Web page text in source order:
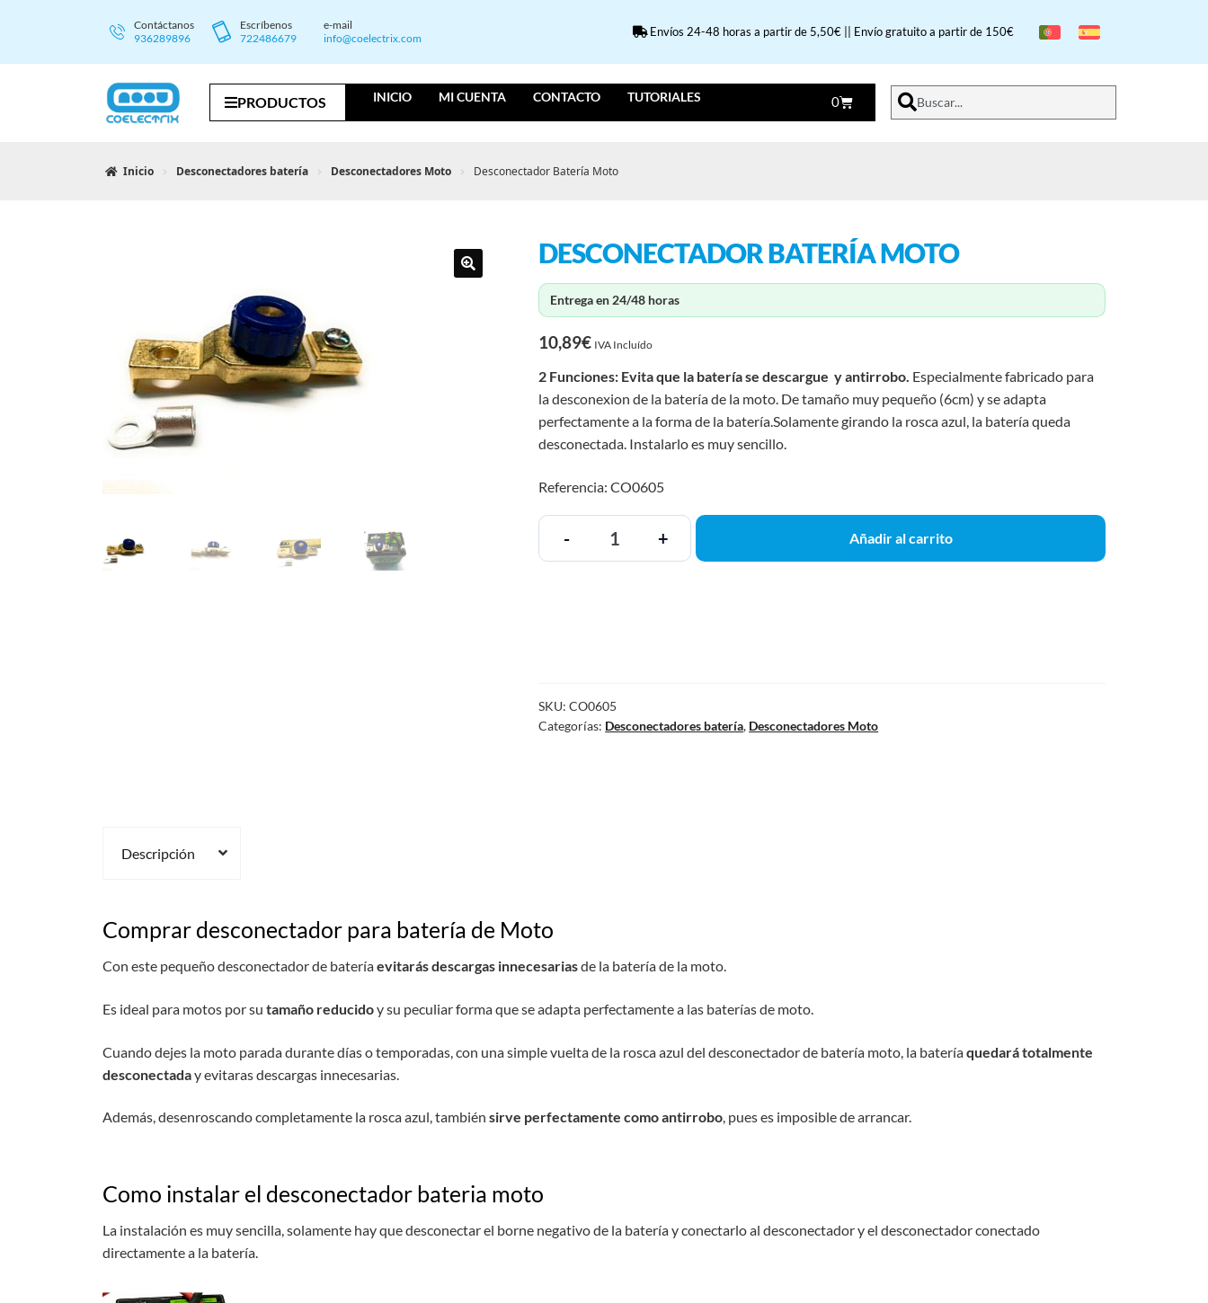
Contáctanos
936289896
Escríbenos
722486679
e-mail
info@coelectrix.com
Envíos 24-48 horas a partir de 5,50€ || Envío gratuito a partir de 150€
PRODUCTOS INICIO MI CUENTA CONTACTO TUTORIALES 0 Buscar...
Inicio Desconectadores batería Desconectadores Moto Desconectador Batería Moto
DESCONECTADOR BATERÍA MOTO
Entrega en 24/48 horas
10,89€ IVA Incluído
2 Funciones: Evita que la batería se descargue y antirrobo. Especialmente fabricado para
la desconexion de la batería de la moto. De tamaño muy pequeño (6cm) y se adapta
perfectamente a la forma de la batería.Solamente girando la rosca azul, la batería queda
desconectada. Instalarlo es muy sencillo.
Referencia: CO0605
- + Añadir al carrito
SKU:CO0605
Categorías: Desconectadores batería, Desconectadores Moto
Descripción
Comprar desconectador para batería de Moto
Con este pequeño desconectador de bateríaevitarás descargas innecesariasde la batería de la moto.
Es ideal para motos por su tamaño reducidoy su peculiar forma que se adapta perfectamente a las baterías de moto.
Cuando dejes la moto parada durante días o temporadas, con una simple vuelta de la rosca azul del desconectador de batería moto, la bateríaquedará totalmente
desconectaday evitaras descargas innecesarias.
Además, desenroscando completamente la rosca azul, también sirve perfectamente como antirrobo, pues es imposible de arrancar.
Como instalar el desconectador bateria moto
La instalación es muy sencilla, solamente hay que desconectar el borne negativo de la batería y conectarlo al desconectador y el desconectador conectado
directamente a la batería.